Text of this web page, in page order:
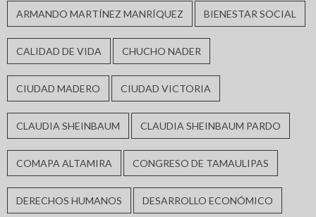
ARMANDO MARTÍNEZ MANRÍQUEZ BIENESTAR SOCIAL
CALIDAD DE VIDA CHUCHO NADER
CIUDAD MADERO CIUDAD VICTORIA
CLAUDIA SHEINBAUM CLAUDIA SHEINBAUM PARDO
COMAPA ALTAMIRA CONGRESO DE TAMAULIPAS
DERECHOS HUMANOS DESARROLLO ECONÓMICO